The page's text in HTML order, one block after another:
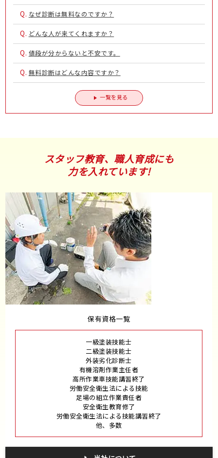
Q. なぜ診断は無料なのですか？
Q. どんな人が来てくれますか？
Q. 値段が分からないと不安です。
Q. 無料診断はどんな内容ですか？
一覧を見る
スタッフ教育、職人育成にも
力を入れています!
保有資格一覧
一級塗装技能士
二級塗装技能士
外装劣化診断士
有機溶剤作業主任者
高所作業車技能講習終了
労働安全衛生法による技能
足場の組立作業責任者
安全衛生教育修了
労働安全衛生法による技能講習終了
他、多数